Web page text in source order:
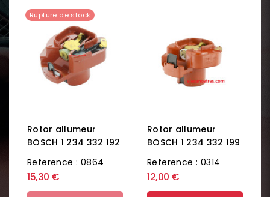
Rupture de stock
Rotor allumeur
BOSCH 1 234 332 192
Reference : 0864
15,30 €
Rotor allumeur
BOSCH 1 234 332 199
Reference : 0314
12,00 €